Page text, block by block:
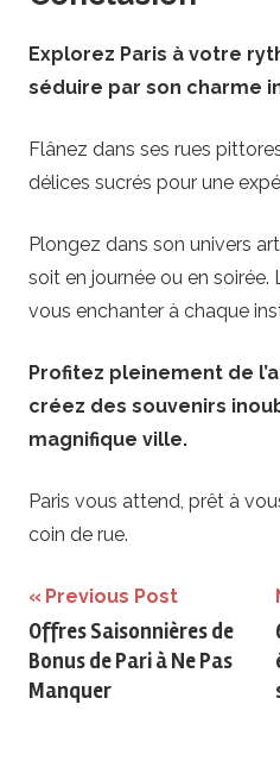
Explorez Paris à votre
séduire par son charme
Flânez dans ses rues
délices sucrés pour une
Plongez dans son univers
soit en journée ou en soirée.
vous enchanter à chaque
Profitez pleinement de
créez des souvenirs
magnifique ville.
Paris vous attend, prêt à
coin de rue.
Navigation
de
l’article
Previous Post
Offres Saisonnières de
Bonus de Pari à Ne Pas
Manquer